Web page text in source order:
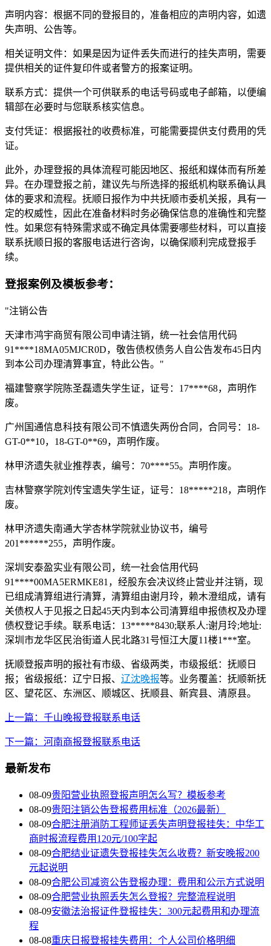
声明内容：根据不同的登报目的，准备相应的声明内容，如遗
失声明、公告等。
相关证明文件：如果是因为证件丢失而进行的挂失声明，需要
提供相关的证件复印件或者警方的报案证明。
联系方式：提供一个可供联系的电话号码或电子邮箱，以便编
辑部在必要时与您联系核实信息。
支付凭证：根据报社的收费标准，可能需要提供支付费用的凭
证。
此外，办理登报的具体流程可能因地区、报纸和媒体而有所差
异。在办理登报之前，建议先与所选择的报纸机构联系确认具
体的要求和流程。抚顺日报作为中共抚顺市委机关报，具有一
定的权威性，因此在准备材料时务必确保信息的准确性和完整
性。如果您有特殊需求或不确定具体需要哪些材料，可以直接
联系抚顺日报的客服电话进行咨询，以确保顺利完成登报手
续。
登报案例及模板参考：
"注销公告
天津市鸿宇商贸有限公司申请注销，统一社会信用代码
91****18MA05MJCR0D，敬告债权债务人自公告发布45日内
到本公司办理清算事宜，特此公告。"
福建警察学院陈圣磊遗失学生证，证号：17****68，声明作
废。
广州国通信息科技有限公司不慎遗失两份合同，合同号：18-
GT-0**10，18-GT-0**69，声明作废。
林甲济遗失就业推荐表，编号：70****55。声明作废。
吉林警察学院刘传宝遗失学生证，证号：18*****218，声明作
废。
林甲济遗失南通大学杏林学院就业协议书，编号
201******255，声明作废。
深圳安泰盈实业有限公司，统一社会信用代码
91****00MA5ERMKE81，经股东会决议终止营业并注销，现
已组成清算组进行清算，清算组由谢月玲，赖木澄组成，请有
关债权人于见报之日起45天内到本公司清算组申报债权及办理
债权登记手续。联系电话：13*****8430;联系人:谢月玲;地址:
深圳市龙华区民治街道人民北路31号恒江大厦11楼1***室。
抚顺登报声明的报社有市级、省级两类，市级报纸：抚顺日
报；省级报纸：辽宁日报、 辽沈晚报等。业务覆盖：抚顺新抚
区、望花区、东洲区、顺城区、抚顺县、新宾县、清原县。
上一篇：千山晚报登报联系电话
下一篇：河南商报登报联系电话
最新发布
08-09贵阳营业执照登报声明怎么写？模板参考
08-09贵阳注销公告登报费用标准（2026最新）
08-09合肥注册消防工程师证丢失声明登报挂失：中华工
商时报流程费用120元/100字起
08-09合肥结业证遗失登报挂失怎么收费？新安晚报200
元起说明
08-09合肥公司减资公告登报办理：费用和公示方式说明
08-09合肥营业执照丢失怎么登报？完整流程说明
08-09安徽法治报证件登报挂失：300元起费用和办理流
程
08-08重庆日报登报挂失费用：个人公司价格明细